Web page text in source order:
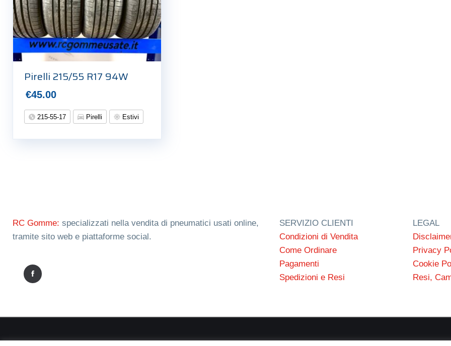
Pirelli 215/55 R17 94W
€45.00
215-55-17 Pirelli Estivi
RC Gomme: specializzati nella vendita di pneumatici usati online,
tramite sito web e piattaforme social.
SERVIZIO CLIENTI
Condizioni di Vendita
Come Ordinare
Pagamenti
Spedizioni e Resi
LEGAL
Privacy
Cookie
Resi,